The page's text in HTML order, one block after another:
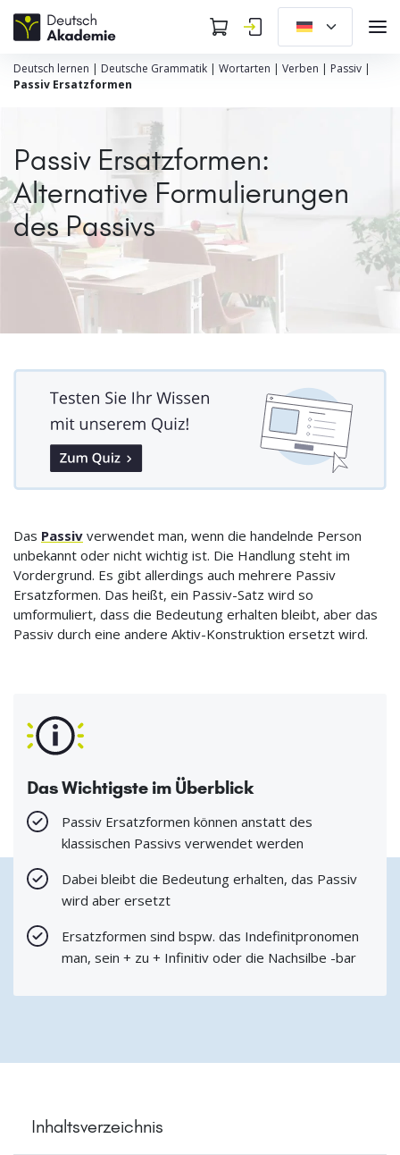
Deutsch lernen | Deutsche Grammatik | Wortarten | Verben | Passiv |
Passiv Ersatzformen
Passiv Ersatzformen:
Alternative Formulierungen
des Passivs
Das Passiv verwendet man, wenn die handelnde Person
unbekannt oder nicht wichtig ist. Die Handlung steht im
Vordergrund. Es gibt allerdings auch mehrere Passiv
Ersatzformen. Das heißt, ein Passiv-Satz wird so
umformuliert, dass die Bedeutung erhalten bleibt, aber das
Passiv durch eine andere Aktiv-Konstruktion ersetzt wird.
Das Wichtigste im Überblick
Passiv Ersatzformen können anstatt des
klassischen Passivs verwendet werden
Dabei bleibt die Bedeutung erhalten, das Passiv
wird aber ersetzt
Ersatzformen sind bspw. das Indefinitpronomen
man, sein + zu + Infinitiv oder die Nachsilbe -bar
Inhaltsverzeichnis